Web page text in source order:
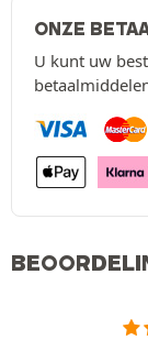
ONZE
U kunt uw